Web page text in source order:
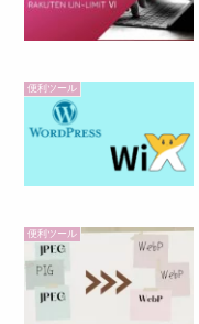
便利ツール
便利ツール